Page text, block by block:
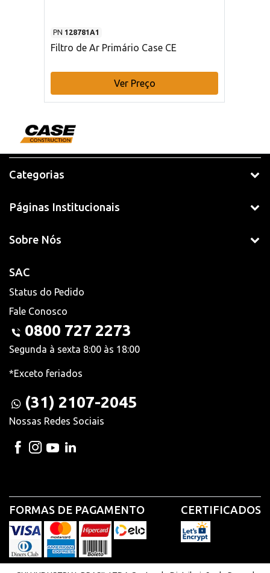
PN 128781A1
Filtro de Ar Primário Case CE
Ver Preço
Categorias
Páginas Institucionais
Sobre Nós
SAC
Status do Pedido
Fale Conosco
0800 727 2273
Segunda à sexta 8:00 às 18:00
*Exceto feriados
(31) 2107-2045
Nossas Redes Sociais
FORMAS DE PAGAMENTO CERTIFICADOS